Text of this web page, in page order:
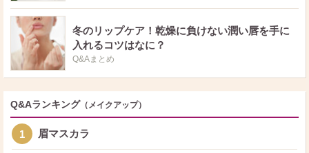
冬のリップケア！乾燥に負けない潤い唇を手に
入れるコツはなに？
Q&Aまとめ
Q&Aランキング （メイクアップ）
1 眉マスカラ